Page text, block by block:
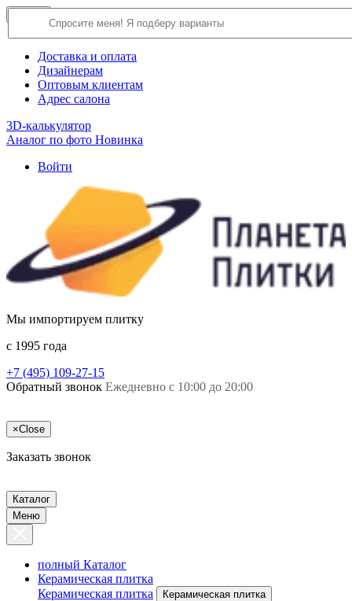
О компании
Доставка и оплата
Дизайнерам
Оптовым клиентам
Адрес салона
3D-калькулятор
Аналог по фото Новинка
Войти
Мы импортируем плитку
c 1995 года
+7 (495) 109-27-15
Обратный звонок Ежедневно с 10:00 до 20:00
×Close
Заказать звонок
Каталог
Меню
полный Каталог
Керамическая плитка
Керамическая плитка
Керамическая плитка